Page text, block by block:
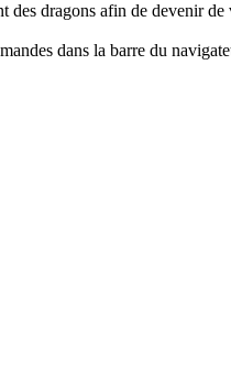
dragons afin de devenir
dans la barre du